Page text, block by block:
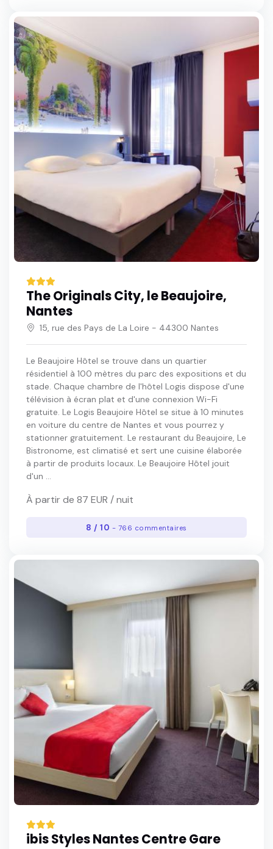
The Originals City, le Beaujoire,
Nantes
15, rue des Pays de La Loire - 44300 Nantes
Le Beaujoire Hôtel se trouve dans un quartier
résidentiel à 100 mètres du parc des expositions et du
stade. Chaque chambre de l'hôtel Logis dispose d'une
télévision à écran plat et d'une connexion Wi-Fi
gratuite. Le Logis Beaujoire Hôtel se situe à 10 minutes
en voiture du centre de Nantes et vous pourrez y
stationner gratuitement. Le restaurant du Beaujoire, Le
Bistronome, est climatisé et sert une cuisine élaborée
à partir de produits locaux. Le Beaujoire Hôtel jouit
d'un ...
À partir de 87 EUR / nuit
8 / 10 - 766 commentaires
ibis Styles Nantes Centre Gare